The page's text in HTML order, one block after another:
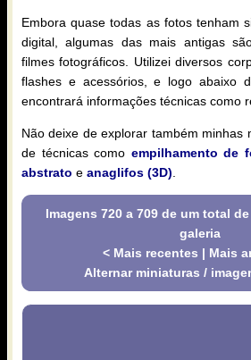
Embora quase todas as fotos tenham
digital, algumas das mais antigas
filmes fotográficos. Utilizei diversos
flashes e acessórios, e logo abaixo
encontrará informações técnicas como
Não deixe de explorar também minhas
de técnicas como empilhamento de
abstrato e anaglifos (3D)
Imagens 720 a 709 de um total
galeria
< Mais recentes | Mais
Alternar miniaturas /